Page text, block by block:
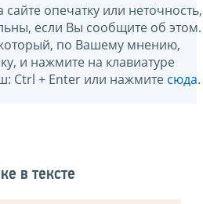
опечатку или неточность,
если Вы сообщите об этом.
который, по Вашему мнению,
и нажмите на клавиатуре
Ctrl + Enter или нажмите сюда.
в тексте